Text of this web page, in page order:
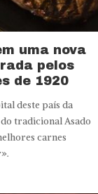
uma nova
pelos
de 1920
deste país da
tradicional Asado
carnes